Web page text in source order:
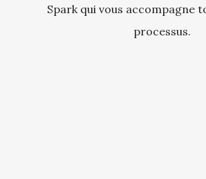
Spark qui vous accompagne
processus.